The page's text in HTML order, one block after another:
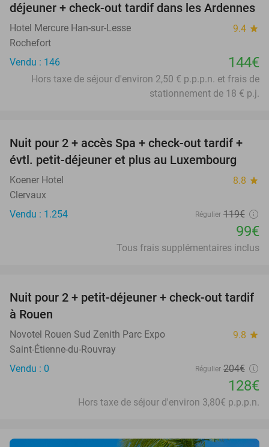
déjeuner + check-out tardif dans les Ardennes
Hotel Mercure Han-sur-Lesse 9.4 star
Rochefort
Vendu : 146
144€
Hors taxe de séjour d'environ 2,50 € p.p.p.n. et frais de
stationnement de 18 € p.j.
17%
Nuit pour 2 + accès Spa + check-out tardif +
évtl. petit-déjeuner et plus au Luxembourg
Koener Hotel 8.8 star
Clervaux
Vendu : 1.254
Régulier 119€
99€
Tous frais supplémentaires inclus
37%
Nuit pour 2 + petit-déjeuner + check-out tardif
à Rouen
Novotel Rouen Sud Zenith Parc Expo 9.8 star
Saint-Étienne-du-Rouvray
Vendu : 0
Régulier 204€
128€
Hors taxe de séjour d'environ 3,80€ p.p.p.n.